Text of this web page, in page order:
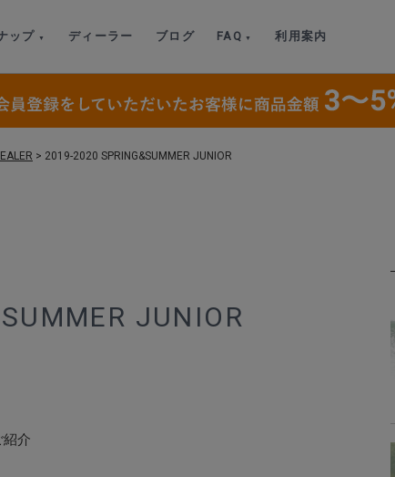
ップ ディーラー ブログ FAQ 利用案内
> 2019-2020 SPRING&SUMMER JUNIOR
JUNIOR
紹介